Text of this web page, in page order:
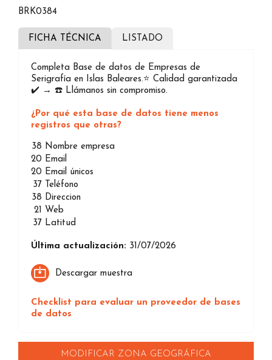
BRK0384
FICHA TÉCNICA LISTADO
Completa Base de datos de Empresas de
Serigrafía en Islas Baleares.⭐️ Calidad garantizada
✔️ → ☎️ Llámanos sin compromiso.
¿Por qué esta base de datos tiene menos
registros que otras?
38 Nombre empresa
20 Email
20 Email únicos
37
Teléfono
38 Direccion
21 Web
37 Latitud
Última actualización: 31/07/2026
Descargar muestra
Checklist para evaluar un proveedor de bases
de datos
MODIFICAR ZONA GEOGRÁFICA